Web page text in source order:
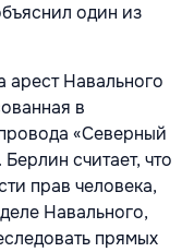
один из
арест Навального
в
«Северный
считает, что
прав человека,
Навального,
прямых